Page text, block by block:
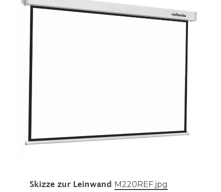
Skizze zur Leinwand M220REF.jpg